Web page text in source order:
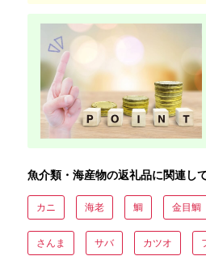
魚介類・海産物の返礼品に関連し
カニ 海老 鯛 金目鯛
さんま サバ カツオ